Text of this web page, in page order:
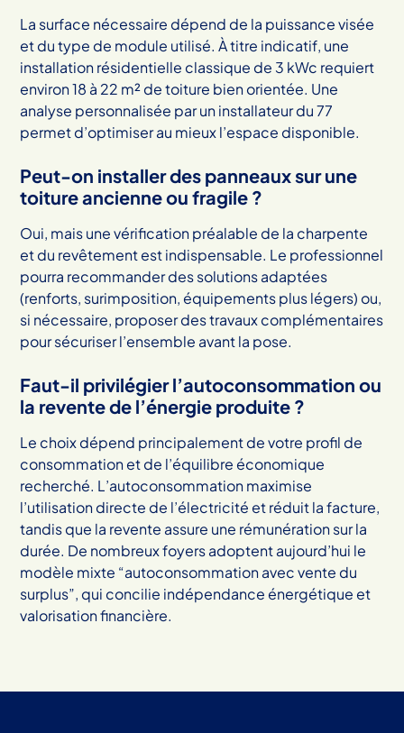
La surface nécessaire dépend de la puissance visée
et du type de module utilisé. À titre indicatif, une
installation résidentielle classique de 3 kWc requiert
environ 18 à 22 m² de toiture bien orientée. Une
analyse personnalisée par un installateur du 77
permet d’optimiser au mieux l’espace disponible.
Peut-on installer des panneaux sur une
toiture ancienne ou fragile ?
Oui, mais une vérification préalable de la charpente
et du revêtement est indispensable. Le professionnel
pourra recommander des solutions adaptées
(renforts, surimposition, équipements plus légers) ou,
si nécessaire, proposer des travaux complémentaires
pour sécuriser l’ensemble avant la pose.
Faut-il privilégier l’autoconsommation ou
la revente de l’énergie produite ?
Le choix dépend principalement de votre profil de
consommation et de l’équilibre économique
recherché. L’autoconsommation maximise
l’utilisation directe de l’électricité et réduit la facture,
tandis que la revente assure une rémunération sur la
durée. De nombreux foyers adoptent aujourd’hui le
modèle mixte “autoconsommation avec vente du
surplus”, qui concilie indépendance énergétique et
valorisation financière.